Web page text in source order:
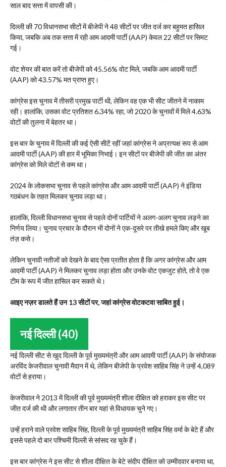
साल बाद सत्ता में वापसी की।
दिल्ली की 70 विधानसभा सीटों में बीजेपी ने 48 सीटों पर जीत दर्ज कर बहुमत हासिल
किया, जबकि अब तक सत्ता में रही आम आदमी पार्टी (AAP) केवल 22 सीटों पर सिमट
गई।
वोट शेयर की बात करें तो बीजेपी को 45.56% वोट मिले, जबकि आम आदमी पार्टी
(AAP) को 43.57% मत प्राप्त हुए।
कांग्रेस इस चुनाव में तीसरी प्रमुख पार्टी थी, लेकिन वह एक भी सीट जीतने में नाकाम
रही। हालांकि, उसका वोट प्रतिशत 6.34% रहा, जो 2020 के चुनावों में मिले 4.63%
वोटों की तुलना में बेहतर था।
इस बार के चुनाव में दिल्ली की कई ऐसी सीटें रहीं जहां कांग्रेस ने अप्रत्यक्ष रूप से आम
आदमी पार्टी (AAP) की हार में भूमिका निभाई। इन सीटों पर बीजेपी की जीत का अंतर
कांग्रेस को मिले वोटों से कम था।
2024 के लोकसभा चुनाव से पहले कांग्रेस और आम आदमी पार्टी (AAP) ने इंडिया
गठबंधन के तहत मिलकर चुनाव लड़ा था।
हालांकि, दिल्ली विधानसभा चुनाव से पहले दोनों पार्टियों ने अलग-अलग चुनाव लड़ने का
निर्णय लिया। चुनाव प्रचार के दौरान भी दोनों ने एक-दूसरे पर तीखे हमले किए और खूब
तंज़ कसे।
लेकिन चुनावी नतीजों को देखने के बाद ऐसा प्रतीत होता है कि अगर कांग्रेस और आम
आदमी पार्टी (AAP) ने मिलकर चुनाव लड़ा होता और उनके वोट एकजुट होते, तो वे एक
टीम के रूप में जीत हासिल कर सकते थे।
आइए नज़र डालते हैं उन 13 सीटों पर, जहां कांग्रेस वोटकटवा साबित हुई।
नई दिल्ली (40)
नई दिल्ली सीट से खुद दिल्ली के पूर्व मुख्यमंत्री और आम आदमी पार्टी (AAP) के संयोजक
अरविंद केजरीवाल चुनावी मैदान में थे, लेकिन बीजेपी के प्रवेश साहिब सिंह ने उन्हें 4,089
वोटों से हराया।
केजरीवाल ने 2013 में दिल्ली की पूर्व मुख्यमंत्री शीला दीक्षित को हराकर इस सीट पर
जीत दर्ज की थी और लगातार तीन बार यहां से विधायक चुने गए।
उन्हें हराने वाले प्रवेश साहिब सिंह, दिल्ली के पूर्व मुख्यमंत्री साहिब सिंह वर्मा के बेटे हैं और
इससे पहले दो बार पश्चिमी दिल्ली से सांसद रह चुके हैं।
इस बार कांग्रेस ने इस सीट से शीला दीक्षित के बेटे संदीप दीक्षित को उम्मीदवार बनाया था,